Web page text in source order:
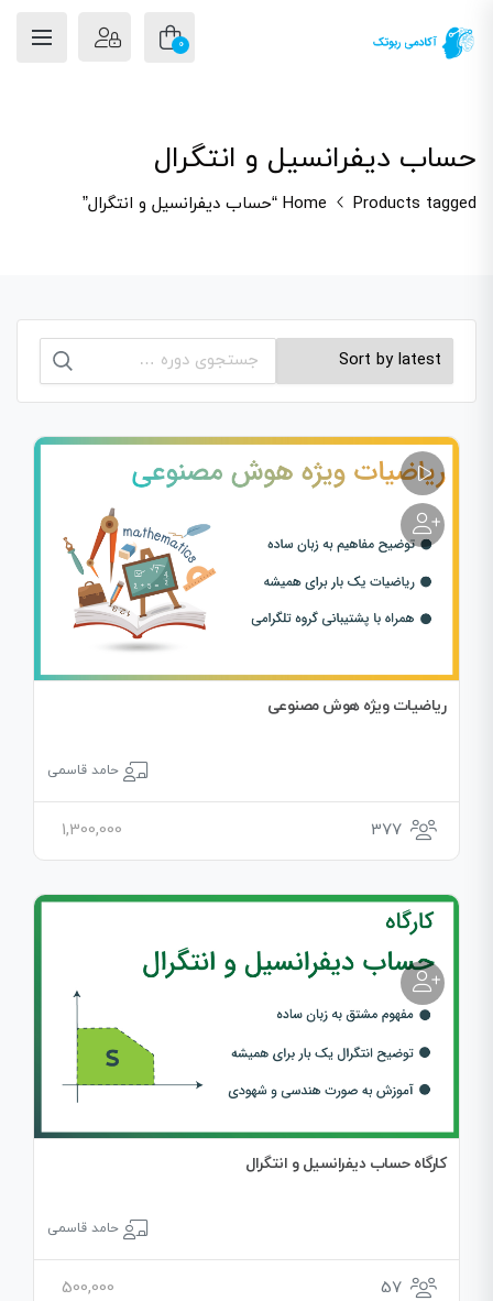
0
حساب دیفرانسیل و انتگرال
Home Products tagged “حساب دیفرانسیل و انتگرال”
جستجو
برای:
ریاضیات ویژه هوش مصنوعی
حامد قاسمی
377
1,300,000
کارگاه حساب دیفرانسیل و انتگرال
حامد قاسمی
57
500,000